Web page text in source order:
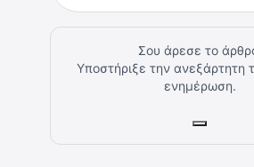
Σου άρεσε το
Υποστήριξε την ανεξάρτητη
ενημέρωση.